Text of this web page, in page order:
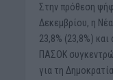
Στην πρόθεση
Δεκεμβρίου, η
23,8% (23,8%)
ΠΑΣΟΚ
για τη